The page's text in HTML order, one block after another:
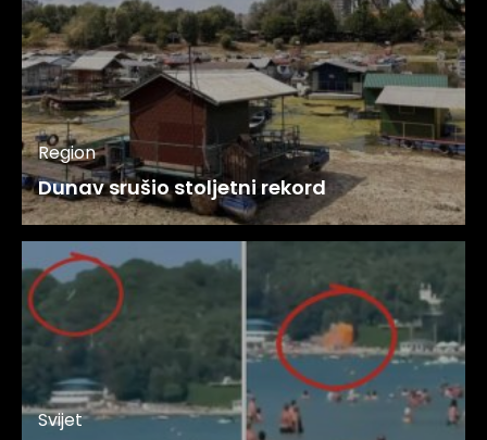
Region
Dunav srušio stoljetni rekord
Svijet